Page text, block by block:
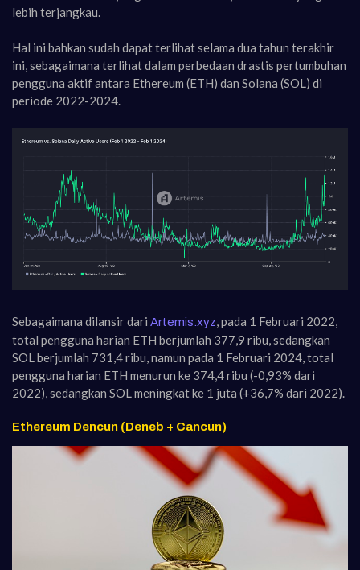
lebih terjangkau.
Hal ini bahkan sudah dapat terlihat selama dua tahun terakhir
ini, sebagaimana terlihat dalam perbedaan drastis pertumbuhan
pengguna aktif antara Ethereum (ETH) dan Solana (SOL) di
periode 2022-2024.
Sebagaimana dilansir dari Artemis.xyz, pada 1 Februari 2022,
total pengguna harian ETH berjumlah 377,9 ribu, sedangkan
SOL berjumlah 731,4 ribu, namun pada 1 Februari 2024, total
pengguna harian ETH menurun ke 374,4 ribu (-0,93% dari
2022), sedangkan SOL meningkat ke 1 juta (+36,7% dari 2022).
Ethereum Dencun (Deneb + Cancun)